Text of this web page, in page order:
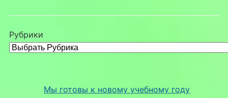
Рубрики
Мы готовы к новому учебному году